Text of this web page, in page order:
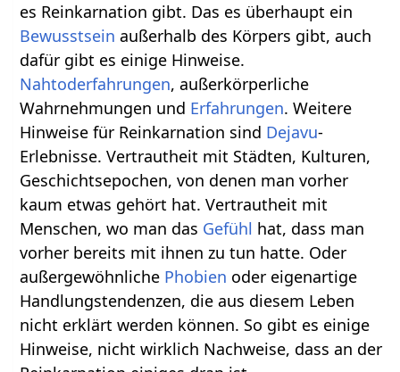
es Reinkarnation gibt. Das es überhaupt ein
Bewusstsein außerhalb des Körpers gibt, auch
dafür gibt es einige Hinweise.
Nahtoderfahrungen, außerkörperliche
Wahrnehmungen und Erfahrungen. Weitere
Hinweise für Reinkarnation sind Dejavu-
Erlebnisse. Vertrautheit mit Städten, Kulturen,
Geschichtsepochen, von denen man vorher
kaum etwas gehört hat. Vertrautheit mit
Menschen, wo man das Gefühl hat, dass man
vorher bereits mit ihnen zu tun hatte. Oder
außergewöhnliche Phobien oder eigenartige
Handlungstendenzen, die aus diesem Leben
nicht erklärt werden können. So gibt es einige
Hinweise, nicht wirklich Nachweise, dass an der